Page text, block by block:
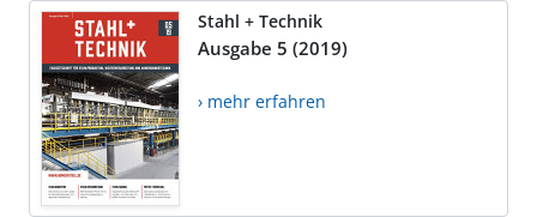
Stahl + Technik
Ausgabe 5 (2019)
› mehr erfahren